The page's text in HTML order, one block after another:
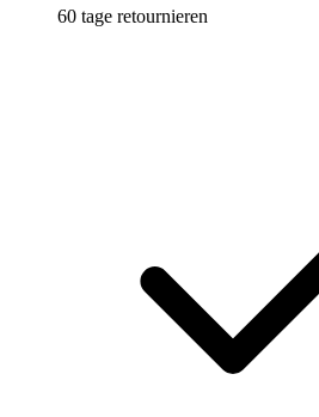
60 tage retournieren